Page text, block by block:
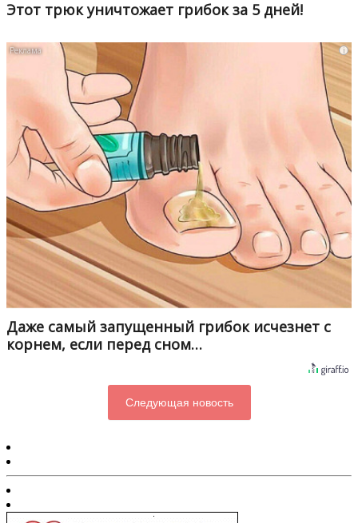
Этот трюк уничтожает грибок за 5 дней!
i
Даже самый запущенный грибок исчезнет с
корнем, если перед сном…
Следующая новость